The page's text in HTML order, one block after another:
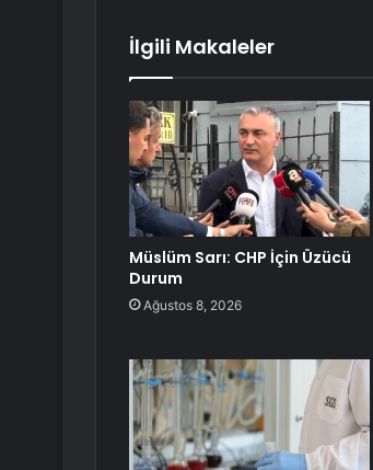
İlgili Makaleler
Müslüm Sarı: CHP İçin Üzücü
Durum
Ağustos 8, 2026